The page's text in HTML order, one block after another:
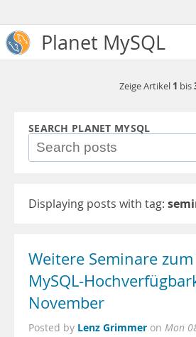
Planet MySQL
Zeige Artikel 1 bis
SEARCH PLANET MYSQL
Displaying posts with tag:
Weitere Seminare
MySQL-
November
Posted by Lenz Grimmer on Mon